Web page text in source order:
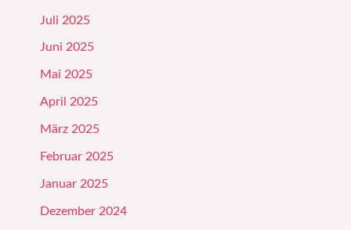
Juli 2025
Juni 2025
Mai 2025
April 2025
März 2025
Februar 2025
Januar 2025
Dezember 2024